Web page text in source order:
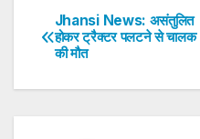
s
A
e
b
er e
dI
Post
navigation
Jhansi News: असंतुलित
होकर ट्रैक्टर पलटने से चालक
की मौत